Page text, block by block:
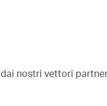
nostri vettori